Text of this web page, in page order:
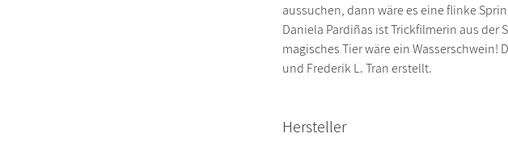
aussuchen, dann wäre es eine flinke
Daniela Pardiñas ist Trickfilmerin aus der
magisches Tier wäre ein
und Frederik L. Tran erstellt.
Hersteller